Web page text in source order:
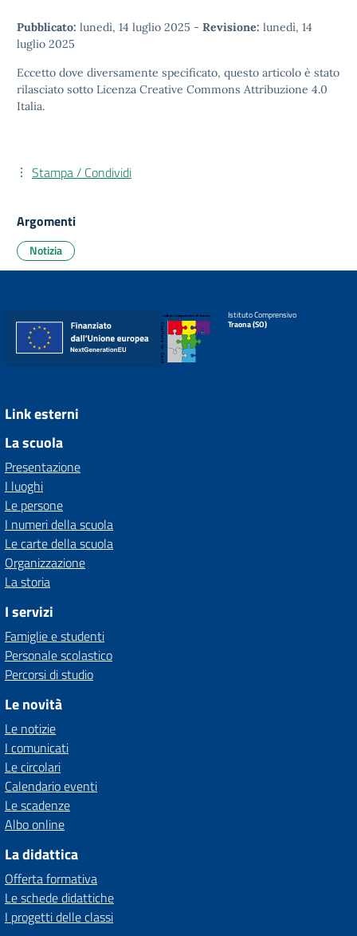
Pubblicato: lunedì, 14 luglio 2025 - Revisione: lunedì, 14
luglio 2025
Eccetto dove diversamente specificato, questo articolo è stato
rilasciato sotto Licenza Creative Commons Attribuzione 4.0
Italia.
Stampa / Condividi
Argomenti
Notizia
Istituto Comprensivo
Traona (SO)
Link esterni
La scuola
Presentazione
I luoghi
Le persone
I numeri della scuola
Le carte della scuola
Organizzazione
La storia
I servizi
Famiglie e studenti
Personale scolastico
Percorsi di studio
Le novità
Le notizie
I comunicati
Le circolari
Calendario eventi
Le scadenze
Albo online
La didattica
Offerta formativa
Le schede didattiche
I progetti delle classi